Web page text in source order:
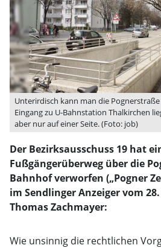
Unterirdisch kann man die
Eingang zu U-Bahnstation Thalkirchen
aber nur auf einer Seite. (Foto: job)
Der Bezirksausschuss 19 hat
Fußgängerüberweg über die
Bahnhof verworfen („Pogner
im Sendlinger Anzeiger vom
Thomas Zachmayer:
Wie unsinnig die rechtlichen